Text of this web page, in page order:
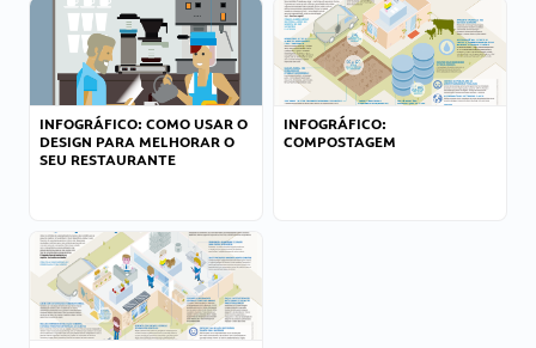
INFOGRÁFICO: COMO USAR O
DESIGN PARA MELHORAR O
SEU RESTAURANTE
INFOGRÁFICO:
COMPOSTAGEM